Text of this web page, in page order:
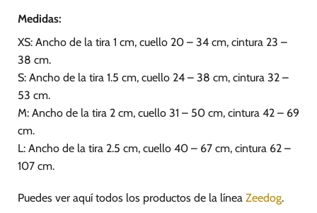
Medidas:
XS: Ancho de la tira 1 cm, cuello 20 – 34 cm, cintura 23 –
38 cm.
S: Ancho de la tira 1.5 cm, cuello 24 – 38 cm, cintura 32 –
53 cm.
M: Ancho de la tira 2 cm, cuello 31 – 50 cm, cintura 42 – 69
cm.
L: Ancho de la tira 2.5 cm, cuello 40 – 67 cm, cintura 62 –
107 cm.
Puedes ver aquí todos los productos de la línea Zeedog.